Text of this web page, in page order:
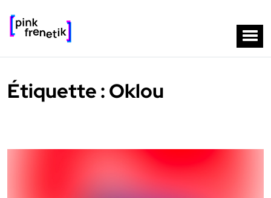
Étiquette :Oklou